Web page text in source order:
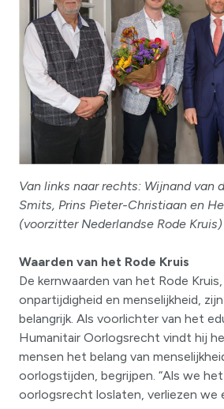
Van links naar rechts: Wijnand van
Smits, Prins Pieter-Christiaan en
(voorzitter Nederlandse Rode Kruis)
Waarden van het Rode Kruis
De kernwaarden van het Rode
onpartijdigheid en menselijkheid,
belangrijk. Als voorlichter van het
Humanitair Oorlogsrecht vindt hij
mensen het belang van
oorlogstijden, begrijpen. “Als we
oorlogsrecht loslaten, verliezen we